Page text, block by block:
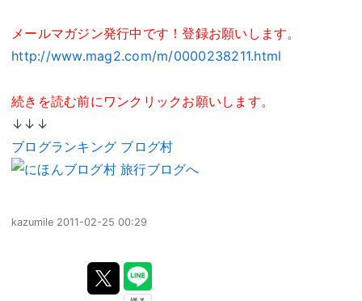
メールマガジン発行中です！登録お願いします。
http://www.mag2.com/m/0000238211.html
続きを読む前にワンクリックお願いします。
↓↓↓
ブログランキング ブログ村
kazumile 2011-02-25 00:29